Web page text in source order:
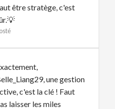
être stratège, c'est
une gestion
c'est la clé ! Faut
laisser les miles